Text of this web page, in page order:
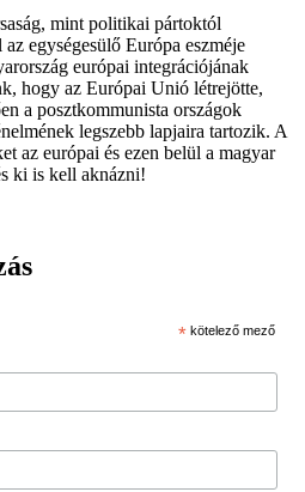
mint politikai pártoktól
egységesülő Európa eszméje
európai integrációjának
hogy az Európai Unió létrejötte,
a posztkommunista országok
legszebb lapjaira tartozik. A
az európai és ezen belül a magyar
ki is kell aknázni!
* kötelező mező